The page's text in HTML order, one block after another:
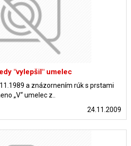
"vylepšil" umelec
a znázornením rúk s prstami
„V“ umelec z..
24.11.2009